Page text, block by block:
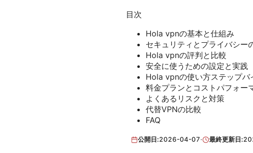
目次
Hola vpnの基本と仕組み
セキュリティとプライバシー
Hola vpnの評判と比較
安全に使うための設定と実践
Hola vpnの使い方ステップバ
料金プランとコストパフォー
よくあるリスクと対策
代替VPNの比較
FAQ
公開日:2026-04-07· 最終更新日: